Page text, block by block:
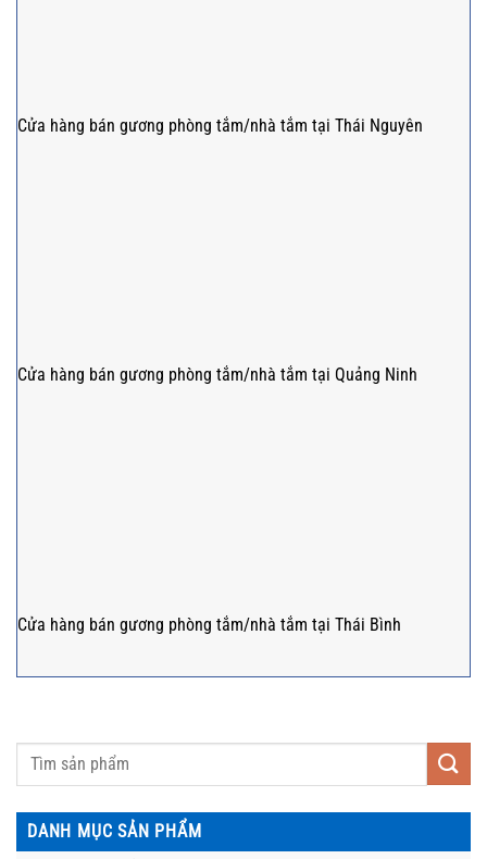
Cửa hàng bán gương phòng tắm/nhà tắm tại Thái Nguyên
Cửa hàng bán gương phòng tắm/nhà tắm tại Quảng Ninh
Cửa hàng bán gương phòng tắm/nhà tắm tại Thái Bình
DANH MỤC SẢN PHẨM